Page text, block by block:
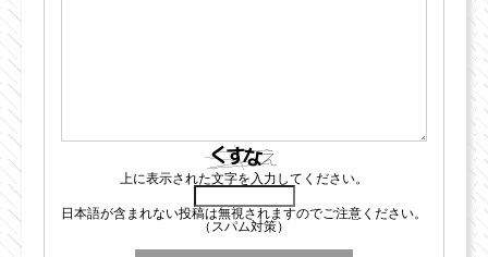
上に表示された文字を入力してください。
日本語が含まれない投稿は無視されますのでご注意ください。
（スパム対策）